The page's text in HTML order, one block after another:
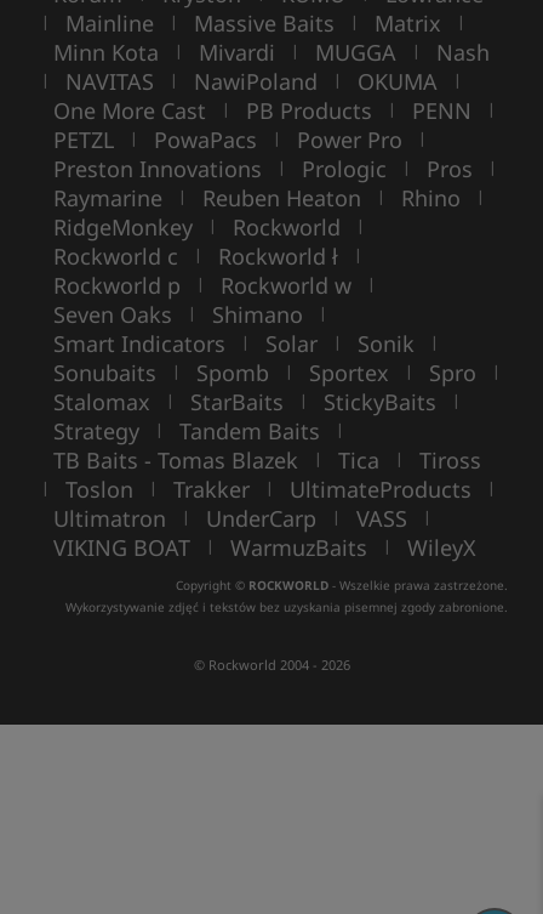
| Mainline | Massive Baits | Matrix |
Minn Kota | Mivardi | MUGGA | Nash
| NAVITAS | NawiPoland | OKUMA |
One More Cast | PB Products | PENN |
PETZL | PowaPacs | Power Pro |
Preston Innovations | Prologic | Pros |
Raymarine | Reuben Heaton | Rhino |
RidgeMonkey | Rockworld |
Rockworld c | Rockworld ł |
Rockworld p | Rockworld w |
Seven Oaks | Shimano |
Smart Indicators | Solar | Sonik |
Sonubaits | Spomb | Sportex | Spro |
Stalomax | StarBaits | StickyBaits |
Strategy | Tandem Baits |
TB Baits - Tomas Blazek | Tica | Tiross
| Toslon | Trakker | UltimateProducts |
Ultimatron | UnderCarp | VASS |
VIKING BOAT | WarmuzBaits | WileyX
Copyright © ROCKWORLD - Wszelkie prawa zastrzeżone.
Wykorzystywanie zdjęć i tekstów bez uzyskania pisemnej zgody zabronione.
© Rockworld 2004 - 2026